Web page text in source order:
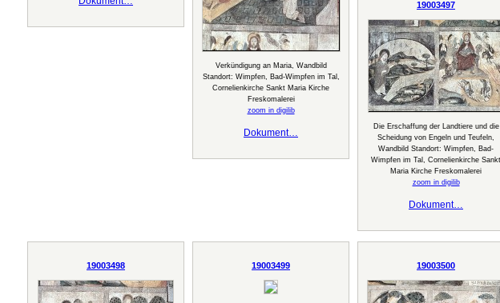
Verkündigung an Maria, Wandbild
Standort: Wimpfen, Bad-Wimpfen im Tal,
Cornelienkirche Sankt Maria Kirche
Freskomalerei
zoom in digilib
Dokument…
19003497
Die Erschaffung der Landtiere und die
Scheidung von Engeln und Teufeln,
Wandbild Standort: Wimpfen, Bad-
Wimpfen im Tal, Cornelienkirche Sankt
Maria Kirche Freskomalerei
zoom in digilib
Dokument…
19003498 19003499 19003500